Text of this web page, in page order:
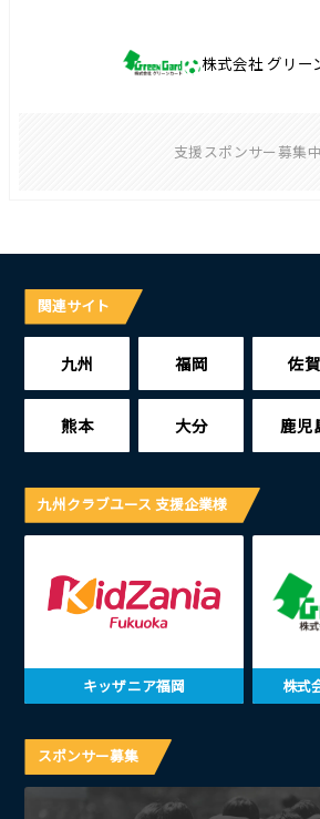
株式会社 グリー
支援スポンサー募集中
関連サイト
九州 福岡 佐賀
熊本 大分 鹿児
九州クラブユース 支援企業様
キッザニア福岡 株式
スポンサー募集